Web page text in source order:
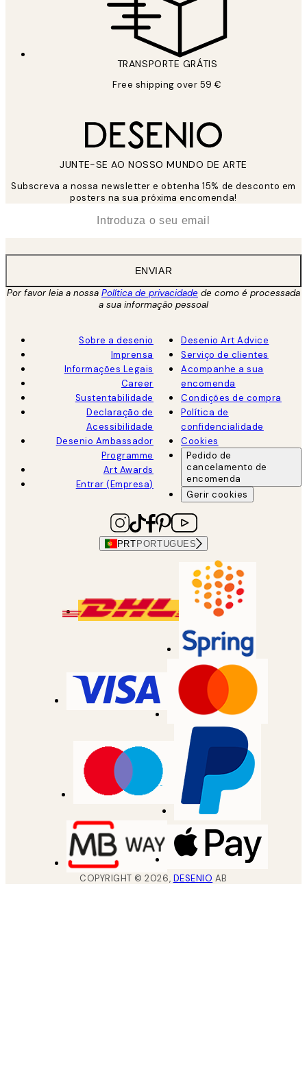
TRANSPORTE GRÁTIS
Free shipping over 59 €
JUNTE-SE AO NOSSO MUNDO DE ARTE
Subscreva a nossa newsletter e obtenha 15% de desconto em
posters na sua próxima encomenda!
ENVIAR
Por favor leia a nossa Política de privacidade de como é processada
a sua informação pessoal
Sobre a desenio
Imprensa
Informações Legais
Career
Sustentabilidade
Declaração de
Acessibilidade
Desenio Ambassador
Programme
Art Awards
Entrar (Empresa)
Desenio Art Advice
Serviço de clientes
Acompanhe a sua
encomenda
Condições de compra
Política de
confidencialidade
Cookies
Pedido de
cancelamento de
encomenda
Gerir cookies
PRT PORTUGUES
COPYRIGHT ©2026, DESENIO AB